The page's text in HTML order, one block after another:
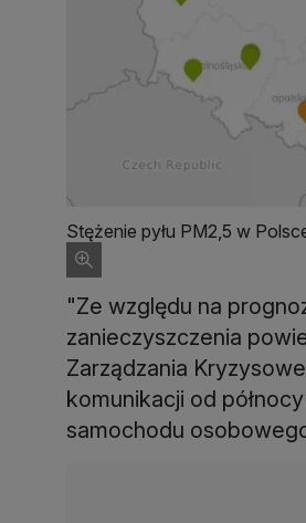
Stężenie pyłu PM2,5 w
"Ze względu na
zanieczyszczenia
Zarządzania
komunikacji od
samochodu